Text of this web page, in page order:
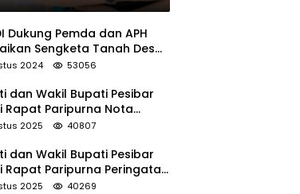
Dukung Pemda dan APH
Sengketa Tanah Desa
2024 53056
dan Wakil Bupati Pesibar
Rapat Paripurna Nota
Ranperda APBD
2025 40807
dan Wakil Bupati Pesibar
Rapat Paripurna Peringatan
12 Pesibar
2025 40269